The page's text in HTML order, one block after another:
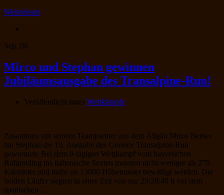
Weiterlesen
Sep. 06
Mirco und Stephan gewinnen
Jubiläumsausgabe des Transalpine-Run!
Veröffentlicht unter Wettkämpfe
Zusammen mit seinem Teampartner aus dem Allgäu Mirco Berner
hat Stephan die 10. Ausgabe des Goretex Transalpine-Run
gewonnen. Bei dem 8-tägigen Wettkampf vom bayerischen
Ruhpolding ins italienische Sexten mussten nicht weniger als 278
Kilometer und mehr als 13000 Höhenmeter bewältigt werden. Die
beiden Läufer siegten in einer Zeit von nur 25:28:40 h vor dem
spanischen …